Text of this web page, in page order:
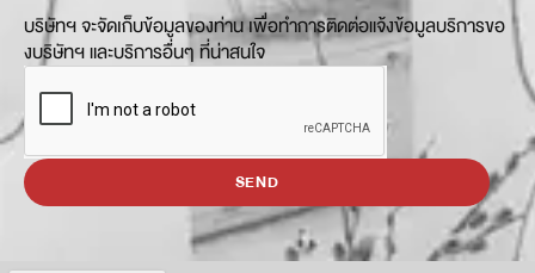
บริษัทฯ จะจัดเก็บข้อมูลของท่าน เพื่อทำการติดต่อแจ้งข้อมูลบริการขอ
งบริษัทฯ และบริการอื่นๆ ที่น่าสนใจ
SEND